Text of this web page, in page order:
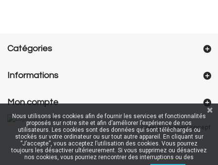
Catégories
Informations
Mon compte
Créé par NageoConcept
Nous utilisons les cookies afin de fournir les services et fonctionnalités
proposés sur notre site et afin d’améliorer l’expérience de nos
utilisateurs. Les cookies sont des données qui sont téléchargés ou
stockés sur votre ordinateur ou sur tout autre appareil. En cliquant sur
”J’accepte”, vous acceptez l’utilisation des cookies. Vous pourrez
toujours les désactiver ultérieurement. Si vous supprimez ou désactivez
nos cookies, vous pourriez rencontrer des interruptions ou des